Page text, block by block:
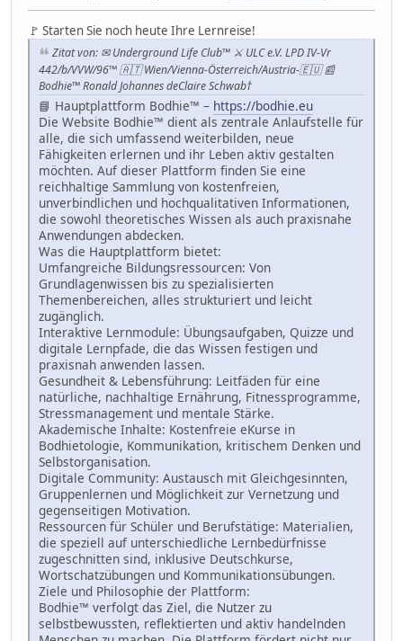
🚩 Starten Sie noch heute Ihre Lernreise!
Zitat von: ✉ Underground Life Club™ ⚔ ULC e.V. LPD IV-Vr
442/b/VVW/96™ 🇦🇹 Wien/Vienna-Österreich/Austria-🇪🇺 📰
Bodhie™ Ronald Johannes deClaire Schwab†
📘 Hauptplattform Bodhie™ – https://bodhie.eu
Die Website Bodhie™ dient als zentrale Anlaufstelle für
alle, die sich umfassend weiterbilden, neue
Fähigkeiten erlernen und ihr Leben aktiv gestalten
möchten. Auf dieser Plattform finden Sie eine
reichhaltige Sammlung von kostenfreien,
unverbindlichen und hochqualitativen Informationen,
die sowohl theoretisches Wissen als auch praxisnahe
Anwendungen abdecken.
Was die Hauptplattform bietet:
Umfangreiche Bildungsressourcen: Von
Grundlagenwissen bis zu spezialisierten
Themenbereichen, alles strukturiert und leicht
zugänglich.
Interaktive Lernmodule: Übungsaufgaben, Quizze und
digitale Lernpfade, die das Wissen festigen und
praxisnah anwenden lassen.
Gesundheit & Lebensführung: Leitfäden für eine
natürliche, nachhaltige Ernährung, Fitnessprogramme,
Stressmanagement und mentale Stärke.
Akademische Inhalte: Kostenfreie eKurse in
Bodhietologie, Kommunikation, kritischem Denken und
Selbstorganisation.
Digitale Community: Austausch mit Gleichgesinnten,
Gruppenlernen und Möglichkeit zur Vernetzung und
gegenseitigen Motivation.
Ressourcen für Schüler und Berufstätige: Materialien,
die speziell auf unterschiedliche Lernbedürfnisse
zugeschnitten sind, inklusive Deutschkurse,
Wortschatzübungen und Kommunikationsübungen.
Ziele und Philosophie der Plattform:
Bodhie™ verfolgt das Ziel, die Nutzer zu
selbstbewussten, reflektierten und aktiv handelnden